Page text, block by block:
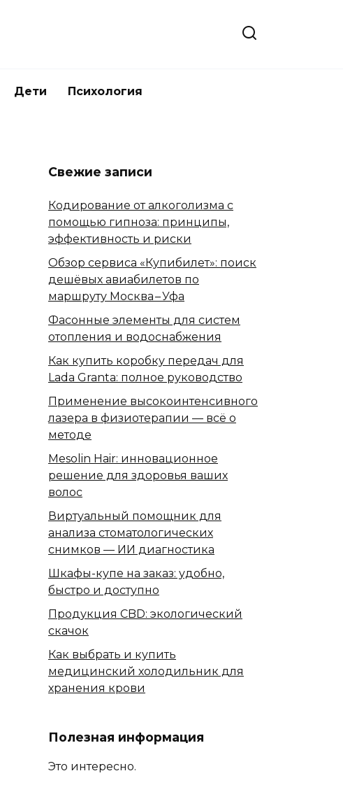
Дети Психология
Свежие записи
Кодирование от алкоголизма с
помощью гипноза: принципы,
эффективность и риски
Обзор сервиса «Купибилет»: поиск
дешёвых авиабилетов по
маршруту Москва – Уфа
Фасонные элементы для систем
отопления и водоснабжения
Как купить коробку передач для
Lada Granta: полное руководство
Применение высокоинтенсивного
лазера в физиотерапии — всё о
методе
Mesolin Hair: инновационное
решение для здоровья ваших
волос
Виртуальный помощник для
анализа стоматологических
снимков — ИИ диагностика
Шкафы-купе на заказ: удобно,
быстро и доступно
Продукция CBD: экологический
скачок
Как выбрать и купить
медицинский холодильник для
хранения крови
Полезная информация
Это интересно.